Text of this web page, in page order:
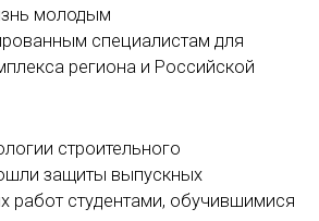
молодым
специалистам для
региона и Российской
строительного
защиты выпускных
работ студентами, обучившимися